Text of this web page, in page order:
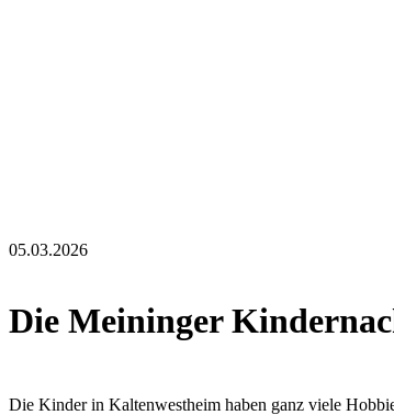
05.03.2026
Die Meininger
Die Kinder in Kaltenwestheim haben ganz viele